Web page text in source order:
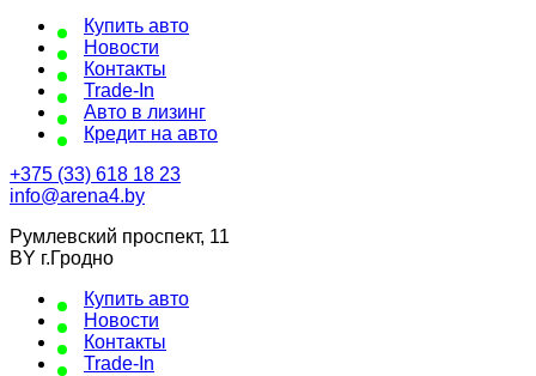
Купить авто
Новости
Контакты
Trade-In
Авто в лизинг
Кредит на авто
+375 (33) 618 18 23
info@arena4.by
Румлевский проспект, 11
BY г.Гродно
Купить авто
Новости
Контакты
Trade-In